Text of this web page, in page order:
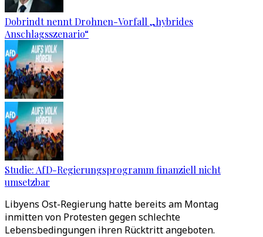
Dobrindt nennt Drohnen-Vorfall „hybrides
Anschlagsszenario“
Studie: AfD-Regierungsprogramm finanziell nicht
umsetzbar
Libyens Ost-Regierung hatte bereits am Montag
inmitten von Protesten gegen schlechte
Lebensbedingungen ihren Rücktritt angeboten.